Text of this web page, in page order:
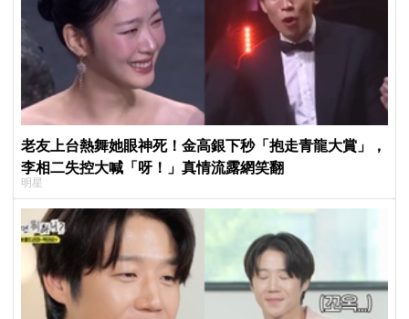
老友上台熱舞她眼神死！金高銀下秒「抱走青龍大賞」，
李相二失控大喊「呀！」真情流露網笑翻
明星